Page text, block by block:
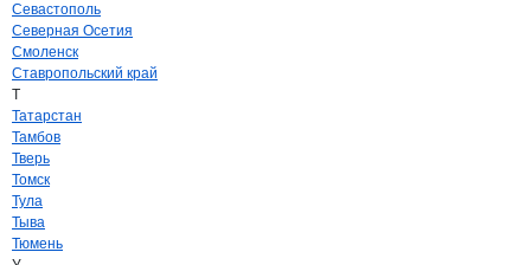
Севастополь
Северная Осетия
Смоленск
Ставропольский край
Т
Татарстан
Тамбов
Тверь
Томск
Тула
Тыва
Тюмень